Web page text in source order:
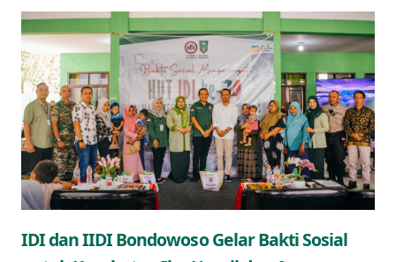
IDI dan IIDI Bondowoso Gelar Bakti Sosial